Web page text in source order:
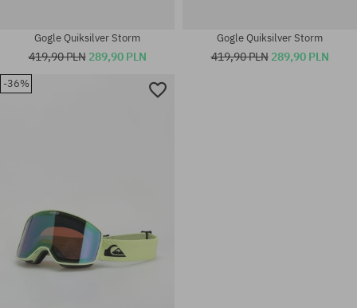
Gogle Quiksilver Storm
419,90 PLN 289,90 PLN
Gogle Quiksilver Storm
419,90 PLN 289,90 PLN
-36%